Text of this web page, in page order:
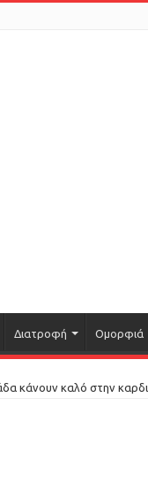
Διατροφή Ομορφιά
κάνουν καλό στην